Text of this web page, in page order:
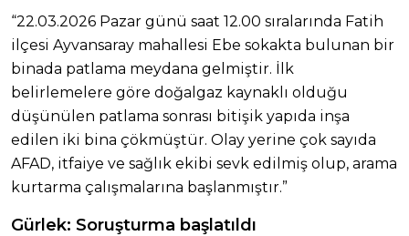
“22.03.2026 Pazar günü saat 12.00 sıralarında Fatih
ilçesi Ayvansaray mahallesi Ebe sokakta bulunan bir
binada patlama meydana gelmiştir. İlk
belirlemelere göre doğalgaz kaynaklı olduğu
düşünülen patlama sonrası bitişik yapıda inşa
edilen iki bina çökmüştür. Olay yerine çok sayıda
AFAD, itfaiye ve sağlık ekibi sevk edilmiş olup, arama
kurtarma çalışmalarına başlanmıştır.”
Gürlek: Soruşturma başlatıldı